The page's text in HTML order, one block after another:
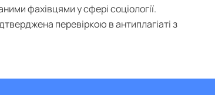
фахівцями у сфері соціології.
перевіркою в антиплагіаті з